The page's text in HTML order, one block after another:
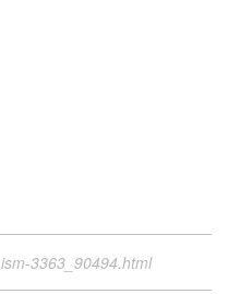
3363_90494.html